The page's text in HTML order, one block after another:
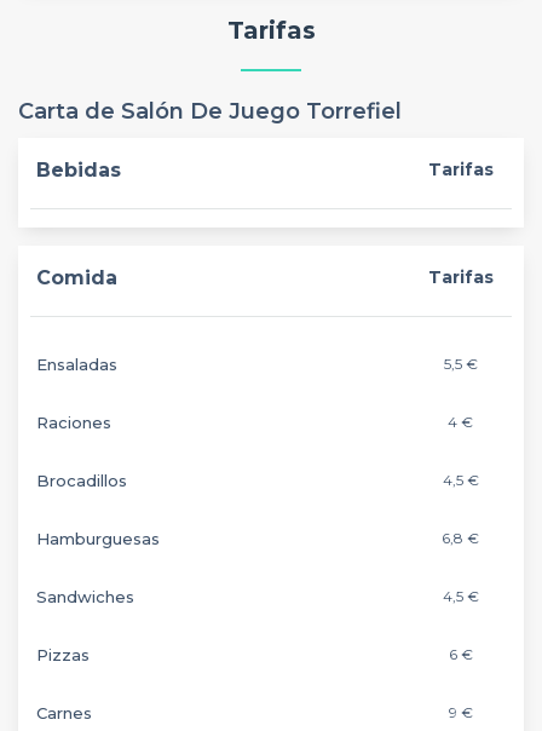
Tarifas
Carta de Salón De Juego Torrefiel
Bebidas Tarifas
Comida Tarifas
Ensaladas 5,5 €
Raciones 4 €
Brocadillos 4,5 €
Hamburguesas 6,8 €
Sandwiches 4,5 €
Pizzas 6 €
Carnes 9 €